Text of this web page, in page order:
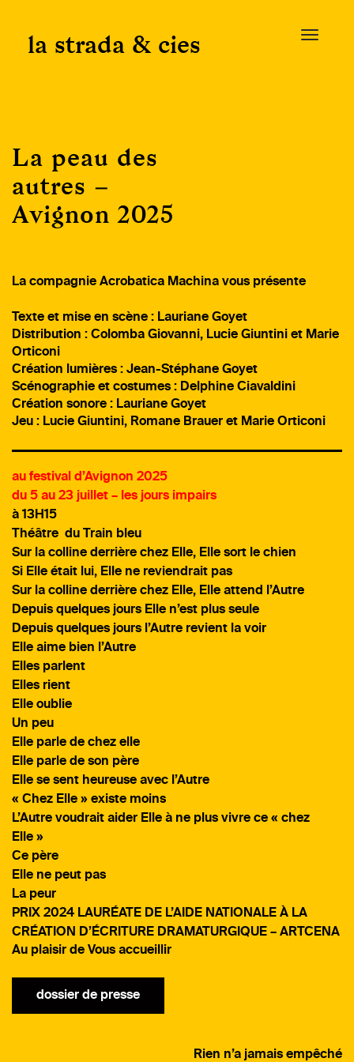
content
T
la strada & cies
La peau des
autres –
Avignon 2025
La compagnie Acrobatica Machina vous présente
Texte et mise en scène : Lauriane Goyet
Distribution : Colomba Giovanni, Lucie Giuntini et Marie
Orticoni
Création lumières : Jean-Stéphane Goyet
Scénographie et costumes : Delphine Ciavaldini
Création sonore : Lauriane Goyet
Jeu : Lucie Giuntini, Romane Brauer et Marie Orticoni
au festival d’Avignon 2025
du 5 au 23 juillet – les jours impairs
à 13H15
Théâtre du Train bleu
Sur la colline derrière chez Elle, Elle sort le chien
Si Elle était lui, Elle ne reviendrait pas
Sur la colline derrière chez Elle, Elle attend l’Autre
Depuis quelques jours Elle n’est plus seule
Depuis quelques jours l’Autre revient la voir
Elle aime bien l’Autre
Elles parlent
Elles rient
Elle oublie
Un peu
Elle parle de chez elle
Elle parle de son père
Elle se sent heureuse avec l’Autre
« Chez Elle » existe moins
L’Autre voudrait aider Elle à ne plus vivre ce « chez
Elle »
Ce père
Elle ne peut pas
La peur
PRIX 2024 LAURÉATE DE L’AIDE NATIONALE À LA
CRÉATION D’ÉCRITURE DRAMATURGIQUE – ARTCENA
Au plaisir de Vous accueillir
dossier de presse
Rien n’a jamais empêché